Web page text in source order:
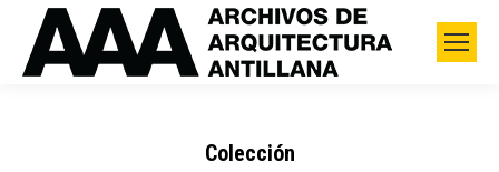
Colección